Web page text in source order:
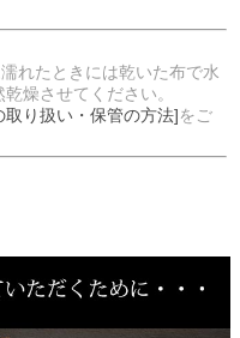
れたときには乾いた布で水
燥させてください。
取り扱い・保管の方法]をご